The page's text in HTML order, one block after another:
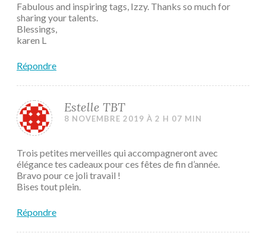
Fabulous and inspiring tags, Izzy. Thanks so much for
sharing your talents.
Blessings,
karen L
Répondre
Estelle TBT
8 NOVEMBRE 2019 À 2 H 07 MIN
Trois petites merveilles qui accompagneront avec
élégance tes cadeaux pour ces fêtes de fin d’année.
Bravo pour ce joli travail !
Bises tout plein.
Répondre